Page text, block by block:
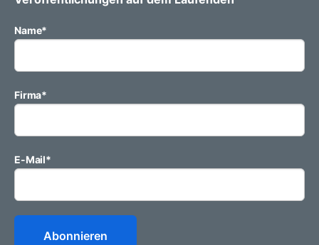
Name*
Firma*
E-Mail*